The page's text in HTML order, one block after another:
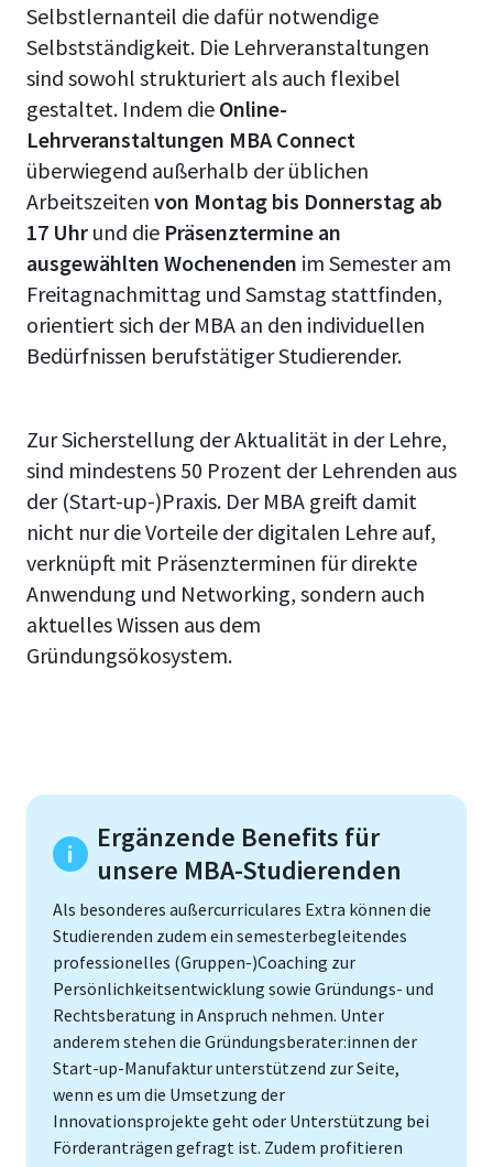
Selbstlernanteil die dafür notwendige
Selbstständigkeit. Die Lehrveranstaltungen
sind sowohl strukturiert als auch flexibel
gestaltet. Indem die Online-
Lehrveranstaltungen MBA Connect
überwiegend außerhalb der üblichen
Arbeitszeiten von Montag bis Donnerstag ab
17 Uhr und die Präsenztermine an
ausgewählten Wochenenden im Semester am
Freitagnachmittag und Samstag stattfinden,
orientiert sich der MBA an den individuellen
Bedürfnissen berufstätiger Studierender.
Zur Sicherstellung der Aktualität in der Lehre,
sind mindestens 50 Prozent der Lehrenden aus
der (Start-up-)Praxis. Der MBA greift damit
nicht nur die Vorteile der digitalen Lehre auf,
verknüpft mit Präsenzterminen für direkte
Anwendung und Networking, sondern auch
aktuelles Wissen aus dem
Gründungsökosystem.
Ergänzende Benefits für
unsere MBA-Studierenden
Als besonderes außercurriculares Extra können die
Studierenden zudem ein semesterbegleitendes
professionelles (Gruppen-)Coaching zur
Persönlichkeitsentwicklung sowie Gründungs- und
Rechtsberatung in Anspruch nehmen. Unter
anderem stehen die Gründungsberater:innen der
Start-up-Manufaktur unterstützend zur Seite,
wenn es um die Umsetzung der
Innovationsprojekte geht oder Unterstützung bei
Förderanträgen gefragt ist. Zudem profitieren